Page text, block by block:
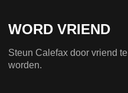
WORD VRIEND
Steun Calefax door vriend te
worden.